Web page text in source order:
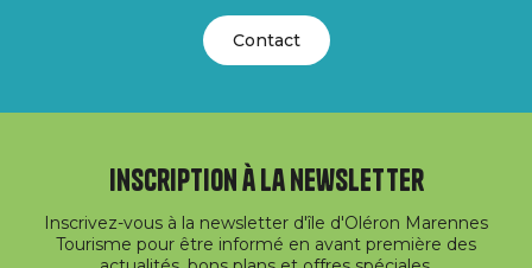
Contact
Inscription à la newsletter
Inscrivez-vous à la newsletter d'île d'Oléron Marennes
Tourisme pour être informé en avant première des